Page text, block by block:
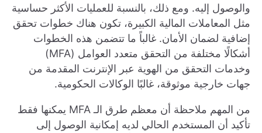
والوصول إليه. ومع ذلك، بالنسبة للعمليات الأكثر حساسية
مثل المعاملات المالية الكبيرة، تكون هناك خطوات تحقق
إضافية لضمان الأمان. غالباً ما تتضمن هذه الخطوات
أشكالًا مختلفة من التحقق متعدد العوامل (MFA)
وخدمات التحقق من الهوية عبر الإنترنت المقدمة من
جهات خارجية موثوقة، غالبًا الوكالات الحكومية.
من المهم ملاحظة أن معظم طرق الـ MFA يمكنها فقط
تأكيد أن المستخدم الحالي لديه إمكانية الوصول إلى